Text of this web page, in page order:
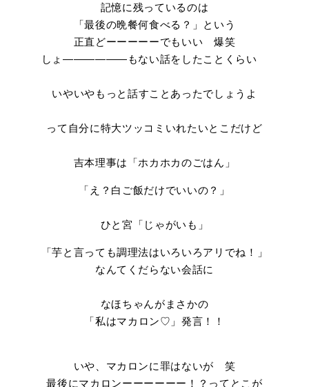
記憶に残っているのは
「最後の晩餐何食べる？」という
正直どーーーーーでもいい 爆笑
しょ――――――もない話をしたことくらい
いやいやもっと話すことあったでしょうよ
って自分に特大ツッコミいれたいとこだけど
吉本理事は「ホカホカのごはん」
「え？白ご飯だけでいいの？」
ひと宮「じゃがいも」
「芋と言っても調理法はいろいろアリでね！」
なんてくだらない会話に
なほちゃんがまさかの
「私はマカロン♡」発言！！
いや、マカロンに罪はないが 笑
最後にマカロンーーーーーー！？ってとこが